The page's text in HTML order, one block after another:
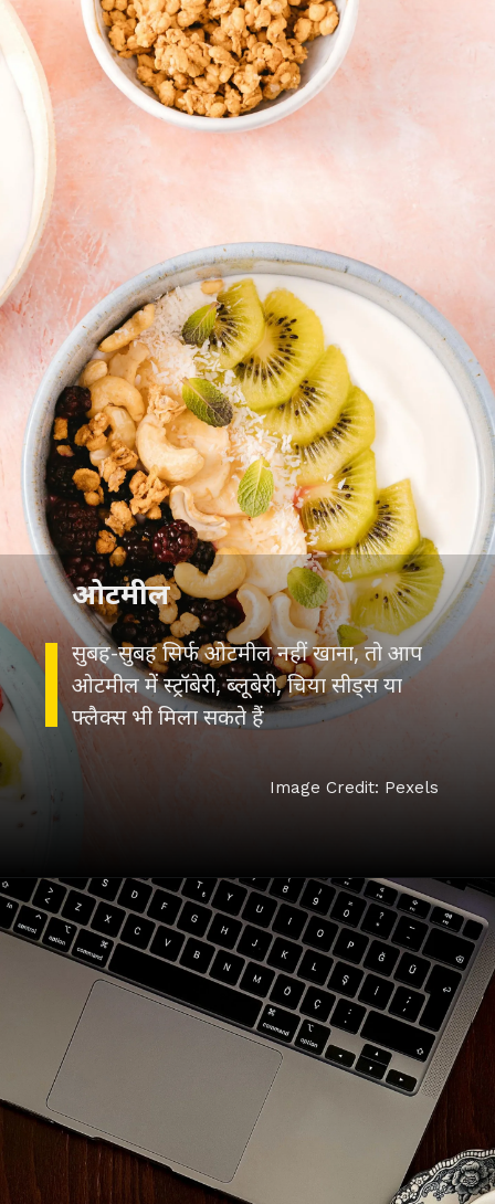
सुबह-सुबह सिर्फ ओटमील नहीं खाना, तो आप
ओटमील में स्ट्रॉबेरी, ब्लूबेरी, चिया सीड्स या
फ्लैक्स भी मिला सकते हैं
ओटमील
Image Credit: Pexels